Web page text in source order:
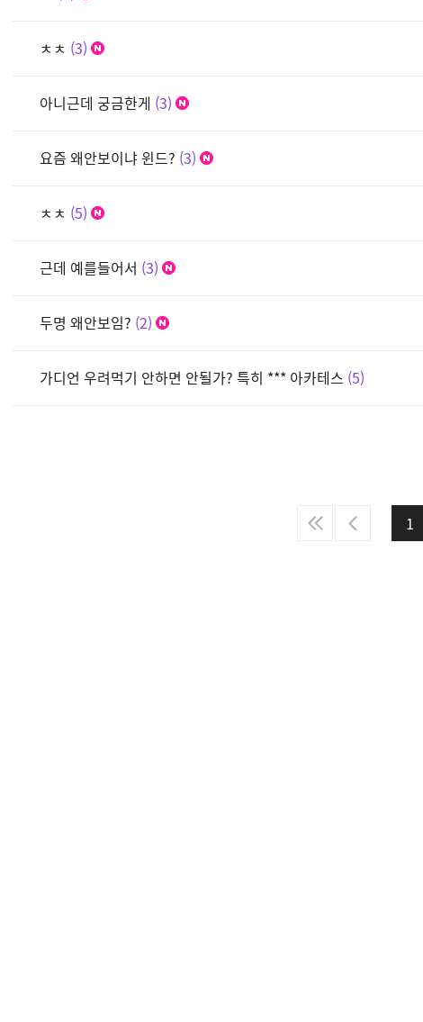
ㅊㅊ 3
아니근데 궁금한게 3
요즘 왜안보이냐 윈드? 3
ㅊㅊ 5
근데 예를들어서 3
두명 왜안보임? 2
가디언 우려먹기 안하면 안될가? 특히 *** 아카테스 5
1